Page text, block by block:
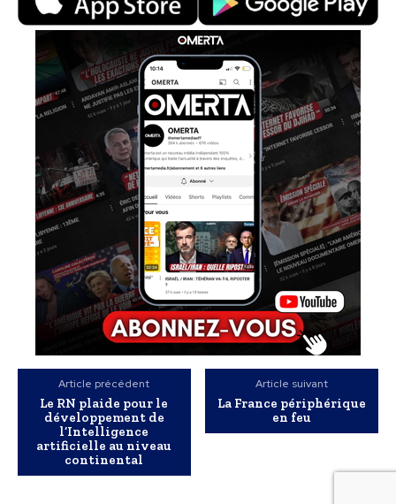
Article précédent
Le RN plaide pour le
développement de
l’Intelligence
artificielle au niveau
continental
Article suivant
La France périphérique
en feu